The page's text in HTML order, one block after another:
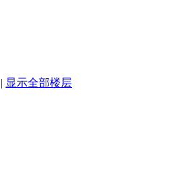
| 显示全部楼层